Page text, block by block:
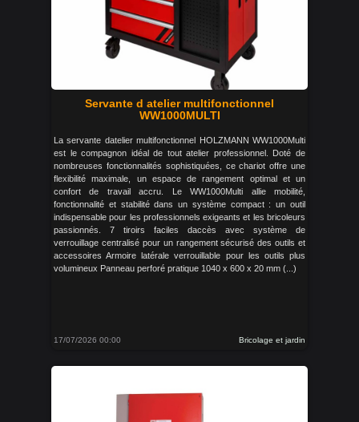
Servante d atelier multifonctionnel
WW1000MULTI
La servante datelier multifonctionnel HOLZMANN WW1000Multi
est le compagnon idéal de tout atelier professionnel. Doté de
nombreuses fonctionnalités sophistiquées, ce chariot offre une
flexibilité maximale, un espace de rangement optimal et un
confort de travail accru. Le WW1000Multi allie mobilité,
fonctionnalité et stabilité dans un système compact : un outil
indispensable pour les professionnels exigeants et les bricoleurs
passionnés. 7 tiroirs faciles daccès avec système de
verrouillage centralisé pour un rangement sécurisé des outils et
accessoires Armoire latérale verrouillable pour les outils plus
volumineux Panneau perforé pratique 1040 x 600 x 20 mm (...)
17/07/2026 00:00 Bricolage et jardin